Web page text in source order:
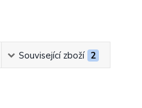
Související zboží 2